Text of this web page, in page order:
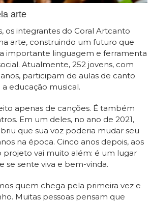
arte
os integrantes do Coral Artcanto
arte, construindo um futuro que
importante linguagem e ferramenta
Atualmente, 252 jovens, com
participam de aulas de canto
educação musical.
apenas de canções. É também
Em um deles, no ano de 2021,
que sua voz poderia mudar seu
na época. Cinco anos depois, aos
projeto vai muito além: é um lugar
se sente viva e bem-vinda.
quem chega pela primeira vez e
Muitas pessoas pensam que